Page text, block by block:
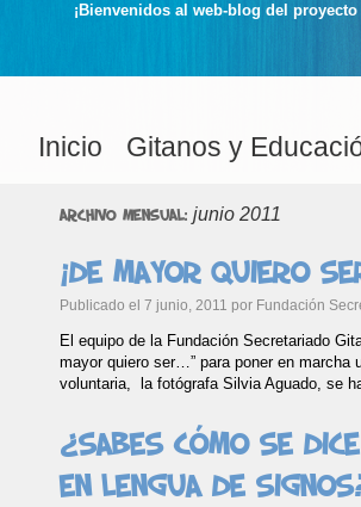
¡Bienvenidos al web-blog del
Inicio Gitanos y
Archivo mensual: junio 2011
¡De mayor quiero
Publicado el 7 junio, 2011 por Fundación
El equipo de la Fundación Secretariado
mayor quiero ser…” para poner en marcha
voluntaria, la fotógrafa Silvia Aguado, se
¿Sabes cómo se
en lengua de